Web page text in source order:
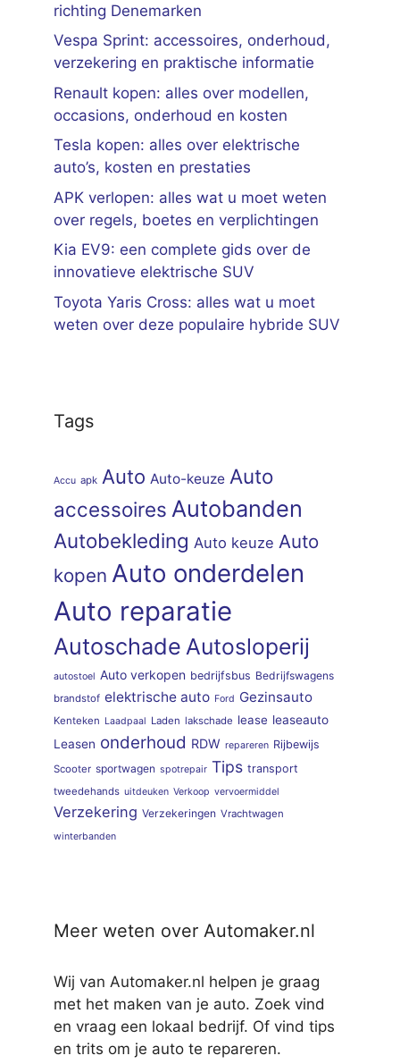
richting Denemarken
Vespa Sprint: accessoires, onderhoud,
verzekering en praktische informatie
Renault kopen: alles over modellen,
occasions, onderhoud en kosten
Tesla kopen: alles over elektrische
auto’s, kosten en prestaties
APK verlopen: alles wat u moet weten
over regels, boetes en verplichtingen
Kia EV9: een complete gids over de
innovatieve elektrische SUV
Toyota Yaris Cross: alles wat u moet
weten over deze populaire hybride SUV
Tags
Accu apk Auto Auto-keuze Auto
accessoires Autobanden
Autobekleding Auto keuze Auto
kopen Auto onderdelen
Auto reparatie
Autoschade Autosloperij
autostoel Auto verkopen bedrijfsbus Bedrijfswagens
brandstof elektrische auto Ford Gezinsauto
Kenteken Laadpaal Laden lakschade lease leaseauto
Leasen onderhoud RDW repareren Rijbewijs
Scooter sportwagen spotrepair Tips transport
tweedehands uitdeuken Verkoop vervoermiddel
Verzekering Verzekeringen Vrachtwagen
winterbanden
Meer weten over Automaker.nl
Wij van Automaker.nl helpen je graag
met het maken van je auto. Zoek vind
en vraag een lokaal bedrijf. Of vind tips
en trits om je auto te repareren.